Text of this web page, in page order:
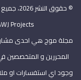
© حقوق النشر 2026، جميع الحقوق محفوظة |
Projects
المحررين و
وجود اي استفسارات او